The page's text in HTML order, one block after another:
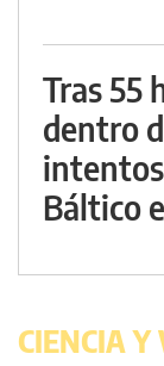
Tras 55
dentro
Báltico
CIENCIA Y